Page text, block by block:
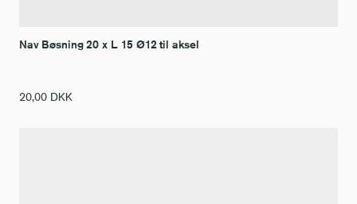
Nav Bøsning 20 x L. 15 Ø12 til aksel
20,00 DKK